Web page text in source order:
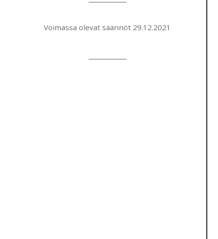
Voimassa olevat säännöt 29.12.2021